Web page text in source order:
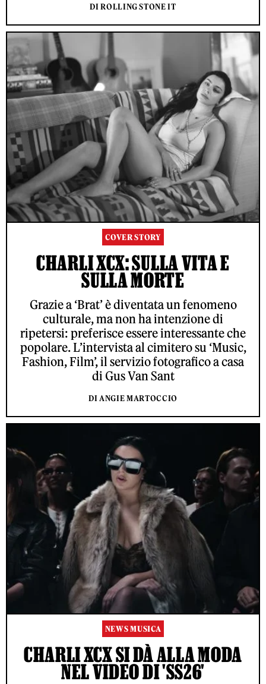
DI ROLLING STONE IT
COVER STORY
CHARLI XCX: SULLA VITA E
SULLA MORTE
Grazie a ‘Brat’ è diventata un fenomeno
culturale, ma non ha intenzione di
ripetersi: preferisce essere interessante che
popolare. L’intervista al cimitero su ‘Music,
Fashion, Film’, il servizio fotografico a casa
di Gus Van Sant
DI ANGIE MARTOCCIO
NEWS MUSICA
CHARLI XCX SI DÀ ALLA MODA
NEL VIDEO DI 'SS26'